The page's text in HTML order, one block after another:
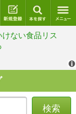
ログイン 新規登録
検索